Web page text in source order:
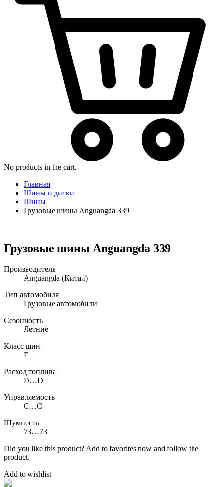
No products in the cart.
Главная
Шины и диски
Шины
Грузовые шины Anguangda 339
Грузовые шины Anguangda 339
Производитель
Anguangda (Китай)
Тип автомобиля
Грузовые автомобили
Сезонность
Летние
Класс шин
E
Расход топлива
D…D
Управляемость
C…C
Шумность
73…73
Did you like this product? Add to favorites now and follow the
product.
Add to wishlist